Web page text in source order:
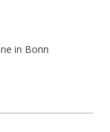
in Bonn